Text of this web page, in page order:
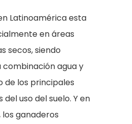
Latinoamérica esta
en áreas
secos, siendo
agua y
de los principales
uso del suelo. Y en
ganaderos